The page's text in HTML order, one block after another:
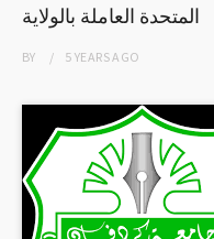
المتحدة العاملة بالولاية
BY 5 YEARSAGO